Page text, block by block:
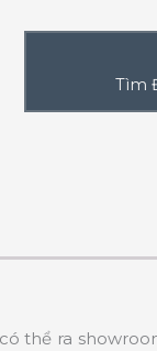
Tìm
thể ra